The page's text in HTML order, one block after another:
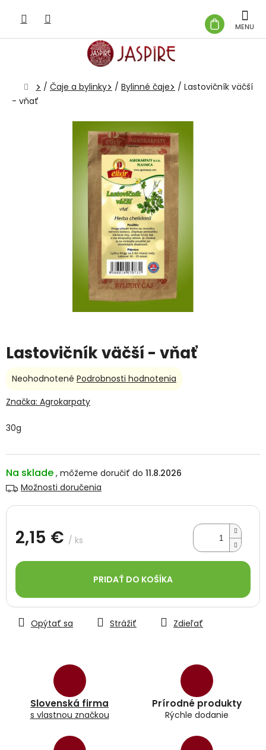
obsah
KOŠÍK
Domov
/ Čaje a bylinky / Bylinné čaje / Lastovičník väčší
- vňať
Lastovičník väčší - vňať
Na sklade
11.8.2026
Možnosti doručenia
2,15 € / ks
cena:
PRIDAŤ DO KOŠÍKA
Slovenská firma
s vlastnou značkou
Prírodné produkty
Rýchle dodanie
30g
Opýtať sa Strážiť Zdieľať
Priemerné
produktu
0,0
z
hviezdičiek.
Neohodnotené Podrobnosti hodnotenia
Značka: Agrokarpaty